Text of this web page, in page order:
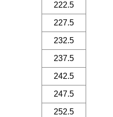
222.5
227.5
232.5
237.5
242.5
247.5
252.5